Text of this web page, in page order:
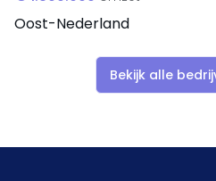
Oost-Nederland
Bekijk alle